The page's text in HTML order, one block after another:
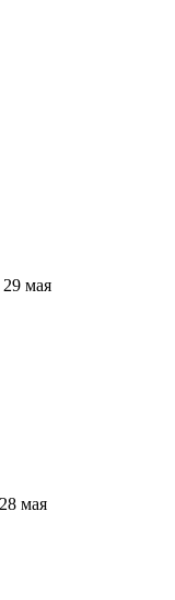
29 мая
28 мая